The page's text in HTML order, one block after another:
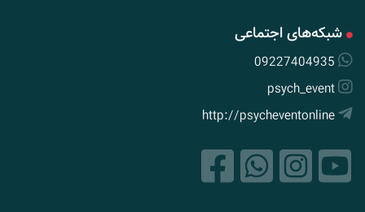
شبکه‌های اجتماعی
09227404935
psych_event
http://psycheventonline